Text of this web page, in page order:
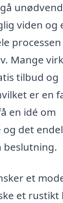
viden og
Mange
tilbud og
er en
en idé om
det
et
et rustikt